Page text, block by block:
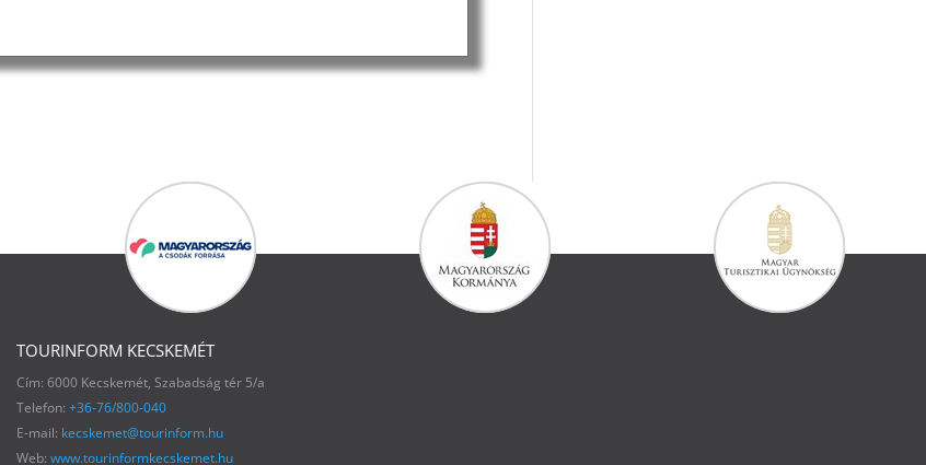
TOURINFORM KECSKEMÉT
Cím: 6000 Kecskemét, Szabadság tér 5/a
Telefon: +36-76/800-040
E-mail: kecskemet@tourinform.hu
Web: www.tourinformkecskemet.hu